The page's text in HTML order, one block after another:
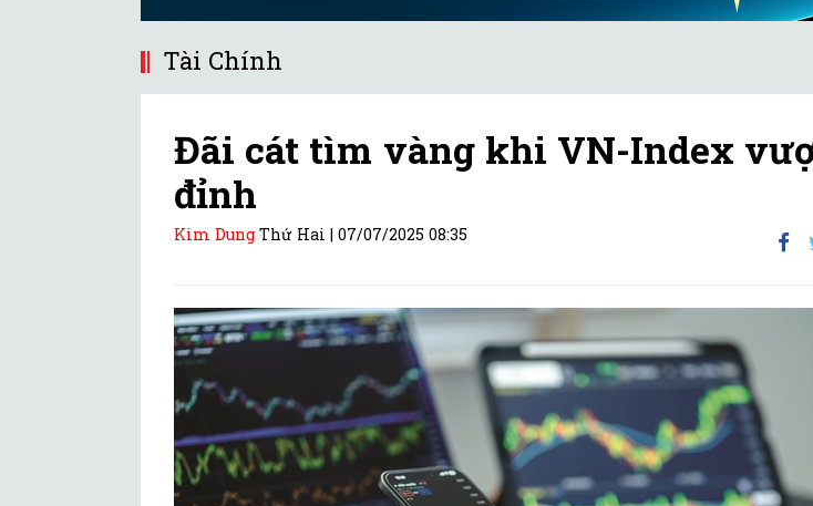
Tài Chính
Đãi cát tìm vàng khi VN-Index
đỉnh
Kim Dung Thứ Hai |07/07/2025 08:35